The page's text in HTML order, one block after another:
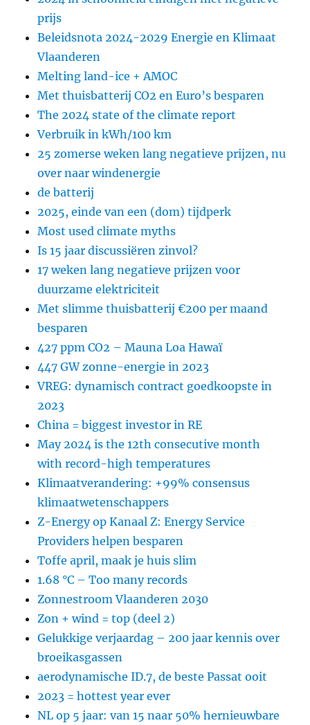
prijs
Beleidsnota 2024-2029 Energie en Klimaat
Vlaanderen
Melting land-ice + AMOC
Met thuisbatterij CO2 en Euro’s besparen
The 2024 state of the climate report
Verbruik in kWh/100 km
25 zomerse weken lang negatieve prijzen, nu
over naar windenergie
de batterij
2025, einde van een (dom) tijdperk
Most used climate myths
Is 15 jaar discussiëren zinvol?
17 weken lang negatieve prijzen voor
duurzame elektriciteit
Met slimme thuisbatterij €200 per maand
besparen
427 ppm CO2 – Mauna Loa Hawaï
447 GW zonne-energie in 2023
VREG: dynamisch contract goedkoopste in
2023
China = biggest investor in RE
May 2024 is the 12th consecutive month
with record-high temperatures
Klimaatverandering: +99% consensus
klimaatwetenschappers
Z-Energy op Kanaal Z: Energy Service
Providers helpen besparen
Toffe april, maak je huis slim
1.68 °C – Too many records
Zonnestroom Vlaanderen 2030
Zon + wind = top (deel 2)
Gelukkige verjaardag – 200 jaar kennis over
broeikasgassen
aerodynamische ID.7, de beste Passat ooit
2023 = hottest year ever
NL op 5 jaar: van 15 naar 50% hernieuwbare